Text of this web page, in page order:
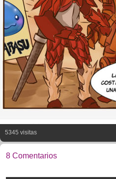
5345 visitas
8 Comentarios